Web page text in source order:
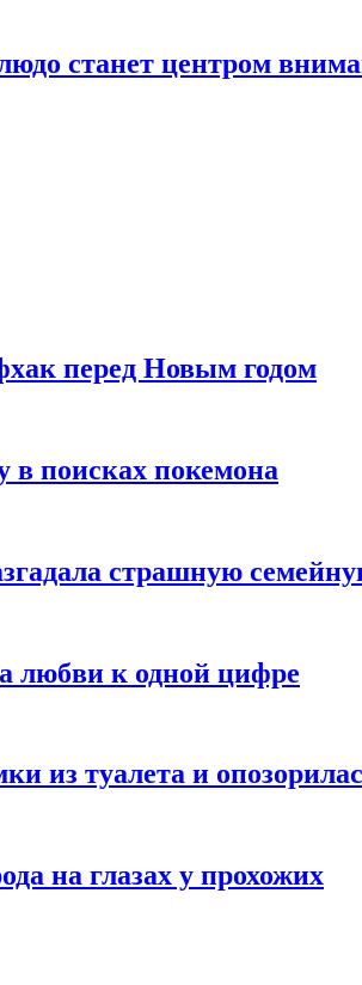
станет центром
перед Новым годом
поисках покемона
страшную
любви к одной цифре
из туалета и
на глазах у прохожих